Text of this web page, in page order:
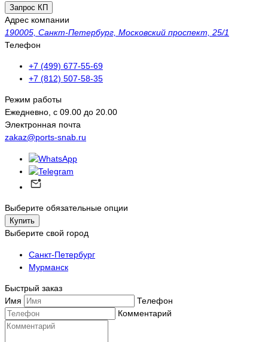
Запрос КП
Адрес компании
190005, Санкт-Петербург, Московский проспект, 25/1
Телефон
+7 (499) 677-55-69
+7 (812) 507-58-35
Режим работы
Ежедневно, с 09.00 до 20.00
Электронная почта
zakaz@ports-snab.ru
Выберите обязательные опции
Купить
Выберите свой город
Санкт-Петербург
Мурманск
Быстрый заказ
Имя
Телефон
Комментарий